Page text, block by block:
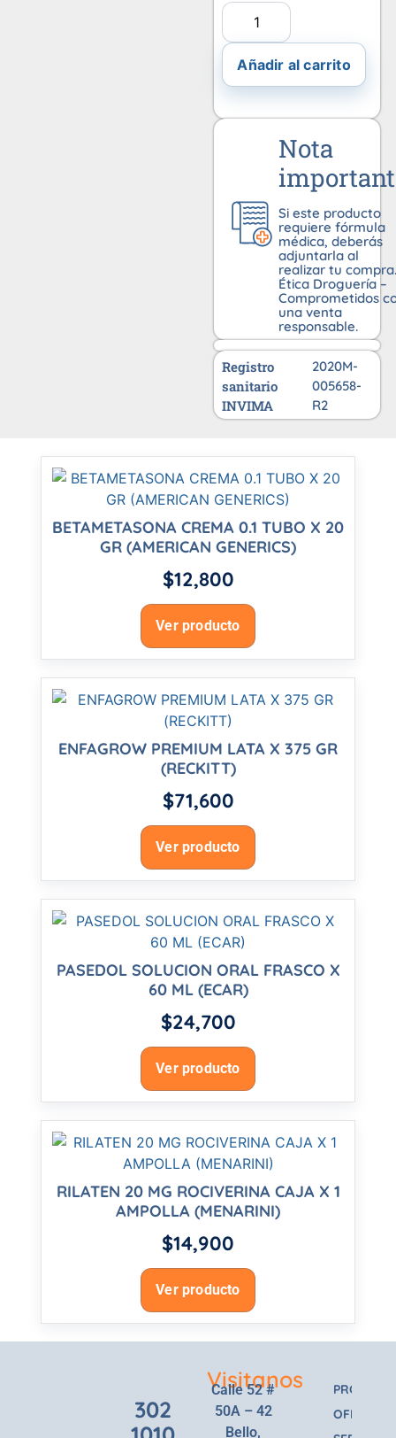
Añadir al carrito
Nota
Si este producto
requiere fórmula
médica, deberás
adjuntarla al
realizar tu compra.
Ética Droguería –
Comprometidos
una venta
responsable.
Registro
sanitario
INVIMA
2020M-
005658-
R2
BETAMETASONA CREMA 0.1 TUBO X 20
GR (AMERICAN GENERICS)
$12,800
Ver producto
ENFAGROW PREMIUM LATA X 375 GR
(RECKITT)
$71,600
Ver producto
PASEDOL SOLUCION ORAL FRASCO X
60 ML (ECAR)
$24,700
Ver producto
RILATEN 20 MG ROCIVERINA CAJA X 1
AMPOLLA (MENARINI)
$14,900
Ver producto
302
Visitanos
Calle 52 #
50A – 42
Bello,
OFERTAS